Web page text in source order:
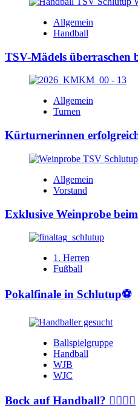
Allgemein
Handball
TSV-Mädels überraschen
Allgemein
Turnen
Kürturnerinnen
Allgemein
Vorstand
Exklusive Weinprobe
1. Herren
Fußball
Pokalfinale in Schlutup⚽️
Ballspielgruppe
Handball
WJB
WJC
Bock auf Handball? 🤾‍♂️🤾‍♀️